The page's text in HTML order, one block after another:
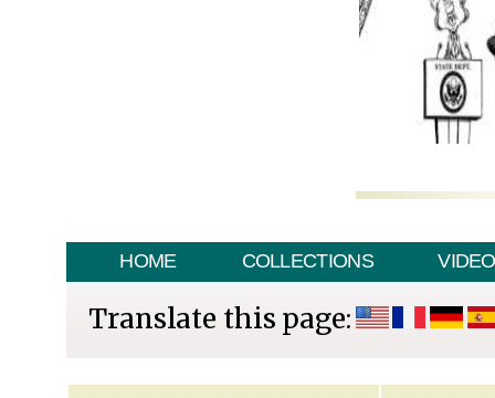
HOME COLLECTIONS VIDEO
Translate this page: